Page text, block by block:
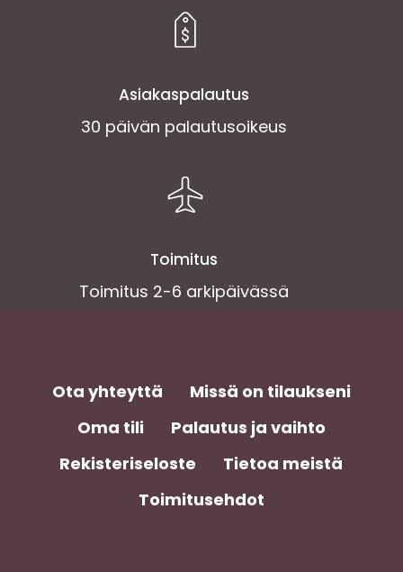
Asiakaspalautus
30 päivän palautusoikeus
Toimitus
Toimitus 2-6 arkipäivässä
Ota yhteyttä
Missä on tilaukseni
Oma tili
Palautus ja vaihto
Rekisteriseloste
Tietoa meistä
Toimitusehdot